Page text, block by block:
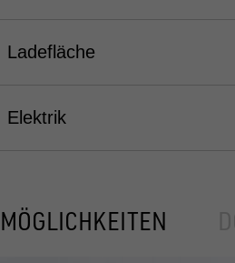
Ladefläche
Elektrik
MÖGLICHKEITEN